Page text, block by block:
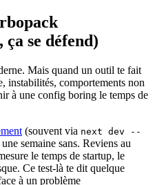
se défend)
Mais quand un outil te fait
instabilités, comportements non
à une config boring le temps de
(souvent via next dev --
semaine sans. Reviens au
le temps de startup, le
Ce test-là te dit quelque
à un problème